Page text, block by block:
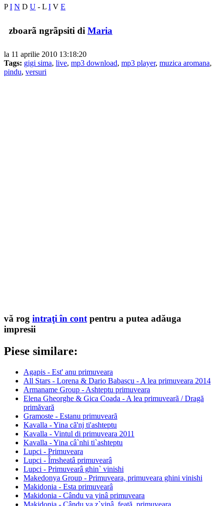
PI N D U - L I V E
zboarã ngrãpsiti di Maria
la 11 aprilie 2010 13:18:20
Tags: gigi sima, live, mp3 download, mp3 player, muzica aromana,
pindu, versuri
vă rog intraţi în cont pentru a putea adăuga
impresii
Piese similare:
Agapis - Est' anu primuveara
All Stars - Lorena & Dario Babascu - A lea primuveara 2014
Armaname Group - Ashteptu primuveara
Elena Gheorghe & Gica Coada - A lea primuvearã / Dragă
primăvară
Gramoste - Estanu primuvearã
Kavalla - Yina cã'nj ti'ashteptu
Kavalla - Vintul di primuveara 2011
Kavalla - Yina câ`nhi ti`ashteptu
Lupci - Primuveara
Lupci - Îmsheatâ primuvearâ
Lupci - Primuvearâ ghin` vinishi
Makedonya Group - Primuveara, primuveara ghini vinishi
Makidonia - Esta primuvearâ
Makidonia - Cându va yinâ primuveara
Makidonia - Cându va z`yinâ, feată, primuveara